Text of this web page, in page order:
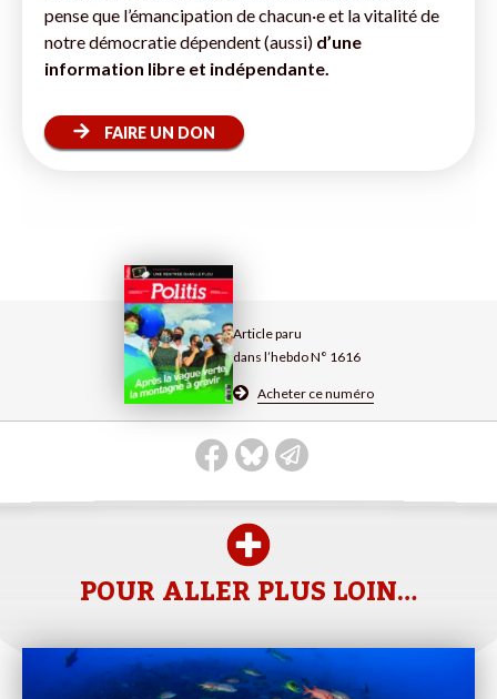
Article paru
dans l’hebdo N° 1616
Acheter ce numéro
pense que l’émancipation de chacun·e et la vitalité de
notre démocratie dépendent (aussi) d’une
information libre et indépendante.
FAIRE UN DON
POUR ALLER PLUS LOIN…